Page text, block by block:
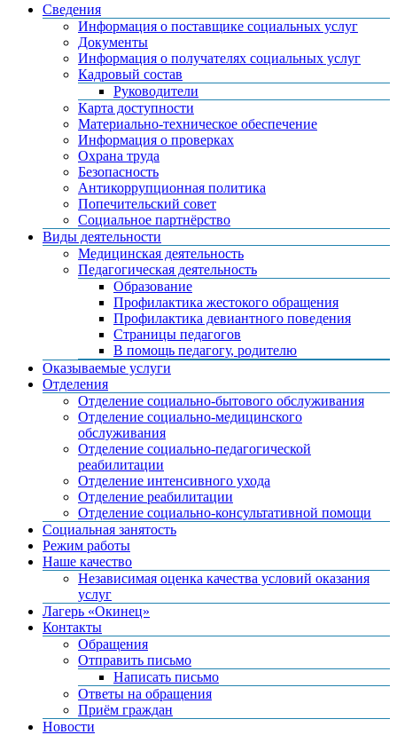
Сведения
Информация о поставщике социальных услуг
Документы
Информация о получателях социальных услуг
Кадровый состав
Руководители
Карта доступности
Материально-техническое обеспечение
Информация о проверках
Охрана труда
Безопасность
Антикоррупционная политика
Попечительский совет
Социальное партнёрство
Виды деятельности
Медицинская деятельность
Педагогическая деятельность
Образование
Профилактика жестокого обращения
Профилактика девиантного поведения
Страницы педагогов
В помощь педагогу, родителю
Оказываемые услуги
Отделения
Отделение социально-бытового обслуживания
Отделение социально-медицинского
обслуживания
Отделение социально-педагогической
реабилитации
Отделение интенсивного ухода
Отделение реабилитации
Отделение социально-консультативной помощи
Социальная занятость
Режим работы
Наше качество
Независимая оценка качества условий оказания
услуг
Лагерь «Окинец»
Контакты
Обращения
Отправить письмо
Написать письмо
Ответы на обращения
Приём граждан
Новости